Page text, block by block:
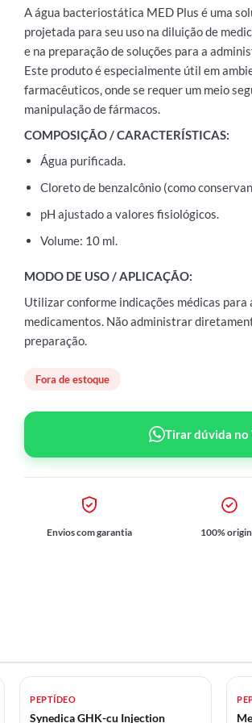
A água bacteriostática MED Plus é uma
projetada para seu uso na diluição de
e na preparação de soluções para a
Este produto é especialmente útil em
farmacêuticos, onde se requer um meio
manipulação de fármacos.
COMPOSIÇÃO / CARACTERÍSTICAS:
Água purificada.
Cloreto de benzalcônio (como
pH ajustado a valores fisiológicos.
Volume: 10 ml.
MODO DE USO / APLICAÇÃO:
Utilizar conforme indicações médicas para
medicamentos. Não administrar
preparação.
Fora de estoque
Tirar dúvida
Envios com garantia 100%
PEPTÍDEO
Synedica GHK-cu Injection